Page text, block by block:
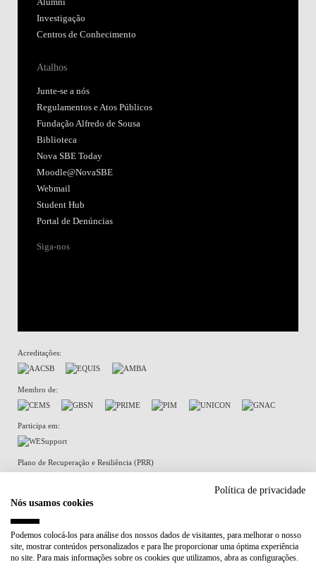
Investigação
Centros de Conhecimento
Atalhos
Junte-se a nós
Regulamentos e Atos Públicos
Fundação Alfredo de Sousa
Biblioteca
Nova SBE Today
Moodle@NovaSBE
Webmail
Student Hub
Portal de Denúncias
Siga-nos
Acreditações:
Membro de:
Participa em:
Plano de Recuperação e Resiliência (PRR)
Política de Privacidade
Política de privacidade
Nós usamos cookies
Podemos colocá-los para análise dos nossos dados de visitantes, para melhorar o nosso
site, mostrar conteúdos personalizados e para lhe proporcionar uma óptima experiência
no site. Para mais informações sobre os cookies que utilizamos, abra as configurações.